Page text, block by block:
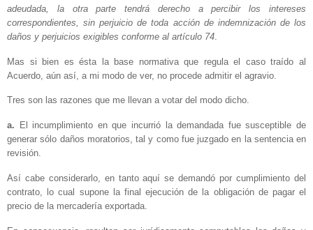
adeudada, la otra parte tendrá derecho a percibir los intereses
correspondientes, sin perjuicio de toda acción de indemnización de los
daños y perjuicios exigibles conforme al artículo 74
Mas si bien es ésta la base normativa que regula el caso traído al
Acuerdo, aún así, a mi modo de ver, no procede admitir el agravio.
Tres son las razones que me llevan a votar del modo dicho.
a.
El incumplimiento en que incurrió la demandada fue susceptible de
generar sólo daños moratorios, tal y como fue juzgado en la sentencia en
revisión.
Así cabe considerarlo, en tanto aquí se demandó por cumplimiento del
contrato, lo cual supone la final ejecución de la obligación de pagar el
precio de la mercadería exportada.